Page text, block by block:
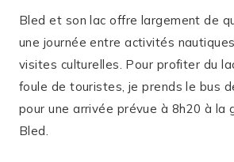
Bled et son lac offre largement de
une journée entre activités
visites culturelles. Pour profiter du
foule de touristes, je prends le bus
pour une arrivée prévue à 8h20 à la
Bled.